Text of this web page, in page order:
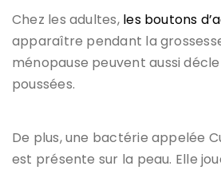
Chez les adultes, les boutons
apparaître pendant la
ménopause peuvent aussi
poussées.
De plus, une bactérie appelée
est présente sur la peau. Elle